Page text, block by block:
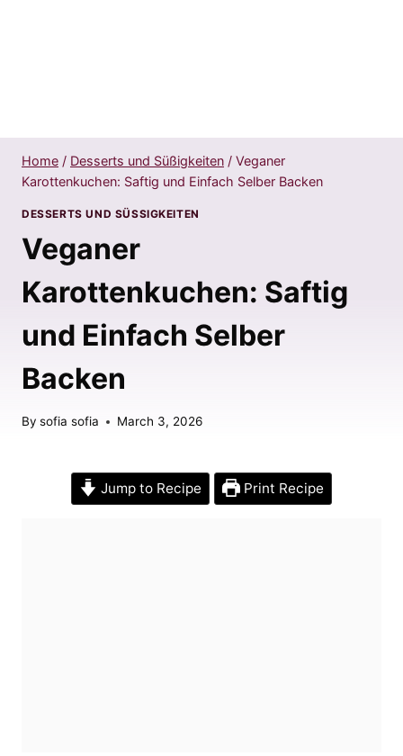
Home / Desserts und Süßigkeiten / Veganer
Karottenkuchen: Saftig und Einfach Selber Backen
DESSERTS UND SÜSSIGKEITEN
Veganer
Karottenkuchen: Saftig
und Einfach Selber
Backen
By sofia sofia March 3, 2026
Jump to Recipe Print Recipe